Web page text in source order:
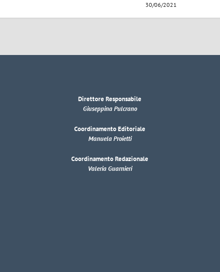
30/06/2021
Direttore Responsabile
Giuseppina Pulcrano
Coordinamento Editoriale
Manuela Proietti
Coordinamento Redazionale
Valeria Guarnieri